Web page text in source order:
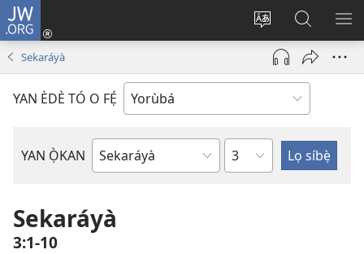
JW.ORG
Yí
èdè
ìkànnì
pa
Wọlé
(opens
window)
Wa
JW.ORG
Sekaráyà
YAN ÈDÈ TÓ O FẸ́
YAN Ọ̀KAN
Ìwé
Orí
Sekaráyà
3:1-10